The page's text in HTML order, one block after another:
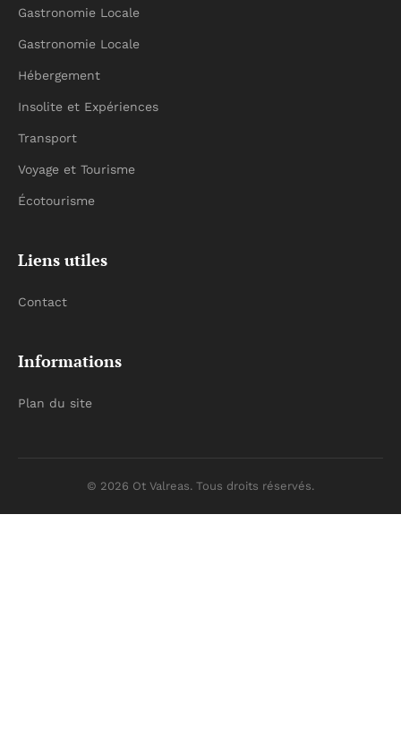
Gastronomie Locale
Gastronomie Locale
Hébergement
Insolite et Expériences
Transport
Voyage et Tourisme
Écotourisme
Liens utiles
Contact
Informations
Plan du site
© 2026 Ot Valreas. Tous droits réservés.